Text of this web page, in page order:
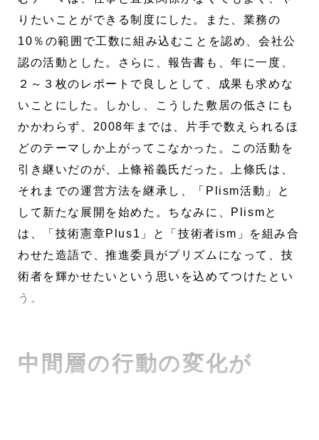
りたいことができる制度にした。また、業務の
10％の範囲で工数に組み込むことを認め、会社公
認の活動とした。さらに、報告書も、年に一度、
２～３枚のレポートで良しとして、成果も求めな
いことにした。しかし、こうした敷居の低さにも
かかわらず、2008年までは、片手で数えられるほ
どのテーマしか上がってこなかった。この活動を
引き継いだのが、上條裕義氏だった。上條氏は、
それまでの運営方法を継承し、「Plism活動」と
して新たな展開を始めた。ちなみに、Plismと
は、「技術憲章Plus1」と「技術者ism」を組み合
わせた造語で、推進委員がプリズムになって、技
術者を輝かせたいという思いを込めてつけたとい
う。
中間層の行動の変化が